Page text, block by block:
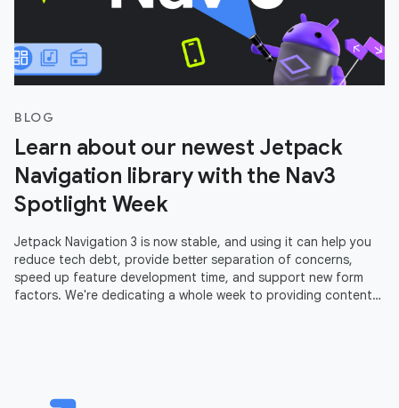
BLOG
Learn about our newest Jetpack
Navigation library with the Nav3
Spotlight Week
Jetpack Navigation 3 is now stable, and using it can help you
reduce tech debt, provide better separation of concerns,
speed up feature development time, and support new form
factors. We're dedicating a whole week to providing content